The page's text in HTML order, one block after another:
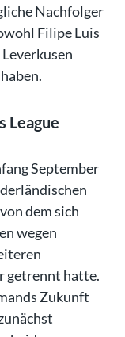
Nachfolger
Filipe Luis
League
September
dem sich
wegen
getrennt hatte.
Zukunft